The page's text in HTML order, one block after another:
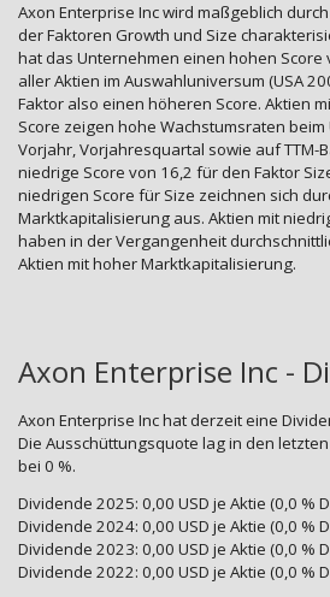
Axon Enterprise Inc wird maßgeblich
der Faktoren Growth und Size
hat das Unternehmen einen hohen Score
aller Aktien im Auswahluniversum (USA
Faktor also einen höheren Score. Aktien
Score zeigen hohe Wachstumsraten beim
Vorjahr, Vorjahresquartal sowie auf TTM-
niedrige Score von 16,2 für den Faktor
niedrigen Score für Size zeichnen sich
Marktkapitalisierung aus. Aktien mit
haben in der Vergangenheit
Aktien mit hoher Marktkapitalisierung.
Axon Enterprise Inc -
Axon Enterprise Inc hat derzeit eine
Die Ausschüttungsquote lag in den
bei 0 %.
Dividende 2025: 0,00 USD je Aktie (0,0 %
Dividende 2024: 0,00 USD je Aktie (0,0 %
Dividende 2023: 0,00 USD je Aktie (0,0 %
Dividende 2022: 0,00 USD je Aktie (0,0 %